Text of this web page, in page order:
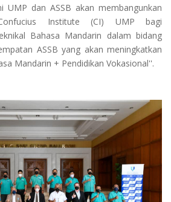
UMP dan ASSB akan membangunkan
Institute (CI) UMP bagi
Bahasa Mandarin dalam bidang
ASSB yang akan meningkatkan
Mandarin + Pendidikan Vokasional''.